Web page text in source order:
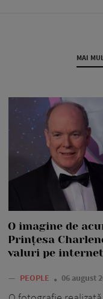
MAI
O imagine de
Prințesa
valuri pe
— PEOPLE 06 august